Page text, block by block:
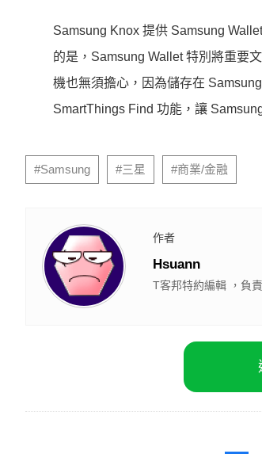
Samsung Knox 提供 Samsung
的是，Samsung Wallet 特別將重要
機也無須擔心，因為儲存在
SmartThings Find 功能，讓
#Samsung #三星 #商業/金融
作者
Hsuann
T客邦特約編輯 ，負